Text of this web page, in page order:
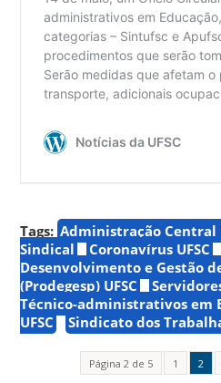
Tags: Administração Central
Sindical
Coronavírus UFSC
Desenvolvimento e Gestão
(Prodegesp) UFSC
Técnico-administrativos em
UFSC
Sindicato dos
Página 2 de 5 1 2